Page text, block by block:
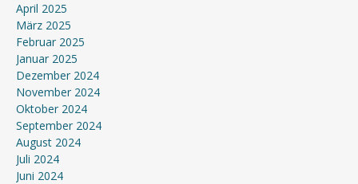
April 2025
März 2025
Februar 2025
Januar 2025
Dezember 2024
November 2024
Oktober 2024
September 2024
August 2024
Juli 2024
Juni 2024